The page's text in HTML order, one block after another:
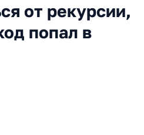
от рекурсии,
попал в